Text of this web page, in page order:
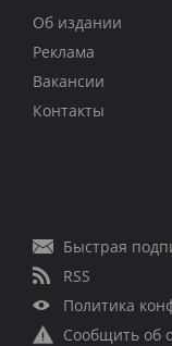
Об издании
Реклама
Вакансии
Контакты
Быстрая
RSS
Политика
Сообщить об